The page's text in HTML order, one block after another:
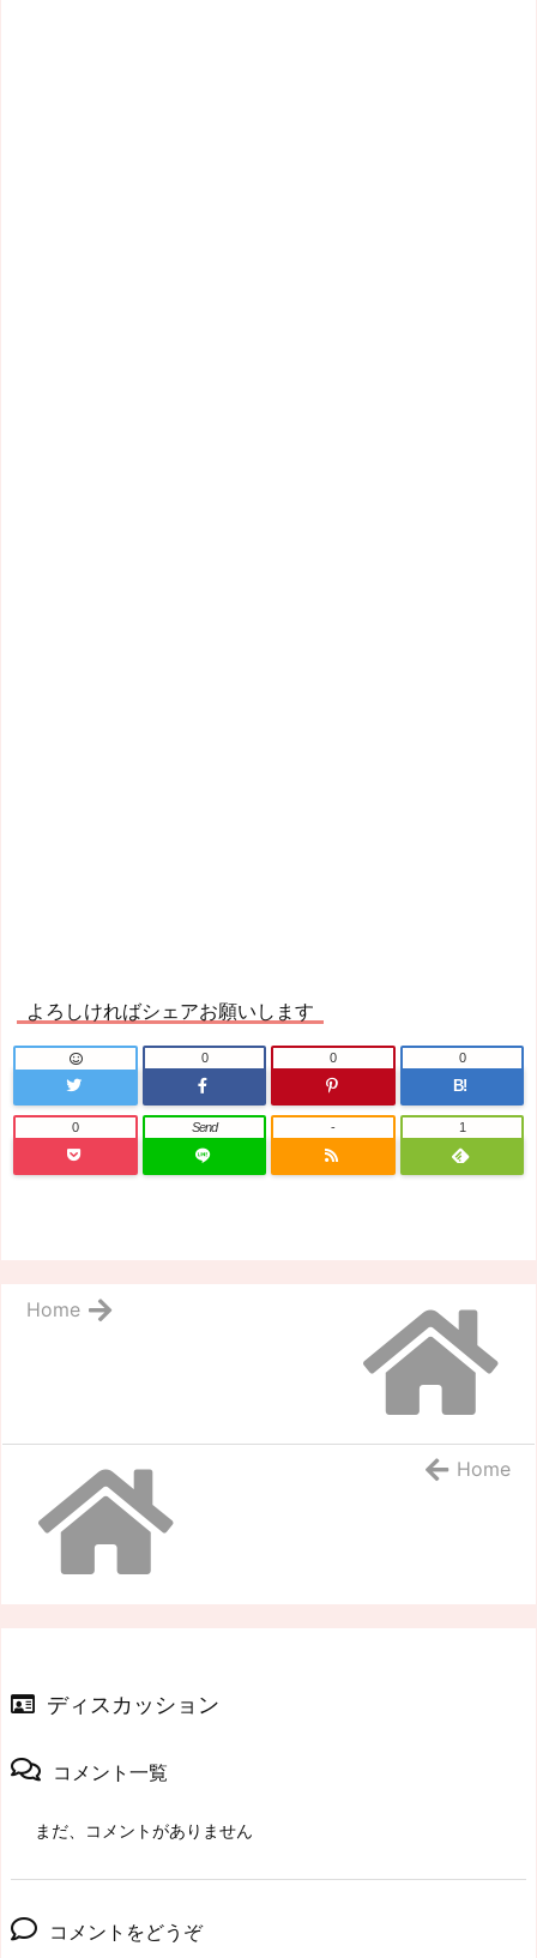
よろしければシェアお願いします
0 0
B!
0
0 Send - 1
Home
Home
ディスカッション
コメント一覧
まだ、コメントがありません
コメントをどうぞ